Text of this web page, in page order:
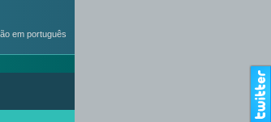
em português